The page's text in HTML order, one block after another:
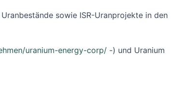
sowie ISR-Uranprojekte in den
uranium-energy-corp/ -) und Uranium